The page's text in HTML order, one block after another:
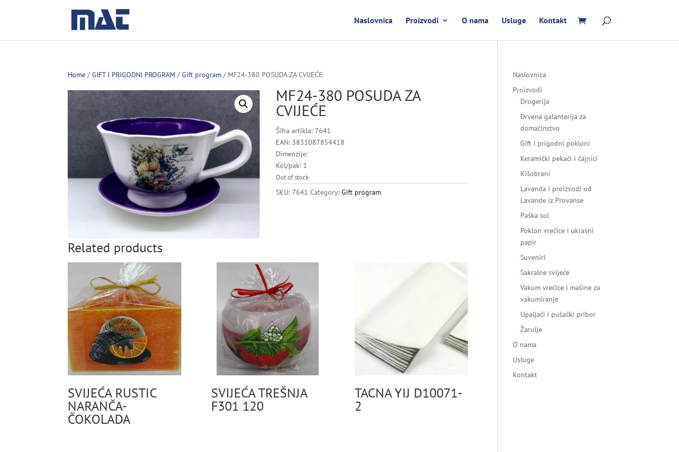
Naslovnica Proizvodi O nama Usluge Kontakt
Home /GIFT I PRIGODNI PROGRAM /Gift program / MF24-380 POSUDA ZA CVIJEĆE
MF24-380 POSUDA ZA
CVIJEĆE
Šifra artikla: 7641
EAN: 3831087854418
Dimenzije:
Kol/pak: 1
Out of stock
SKU: 7641 Category:Gift program
Related products
SVIJEĆA RUSTIC
NARANČA-
ČOKOLADA
SVIJEĆA TREŠNJA
F301 120
TACNA YIJ D10071-
2
Naslovnica
Proizvodi
Drogerija
Drvena galanterija za
domaćinstvo
Gift i prigodni pokloni
Keramički pekači i čajnici
Kišobrani
Lavanda i proizvodi od
Lavande iz Provanse
Paška sol
Poklon vrećice i ukrasni
papir
Suveniri
Sakralne svijeće
Vakum vrećice i mašine za
vakumiranje
Upaljači i pušački pribor
Žarulje
O nama
Usluge
Kontakt